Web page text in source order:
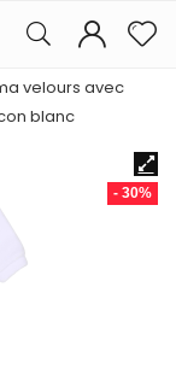
velours avec
blanc
- 30%